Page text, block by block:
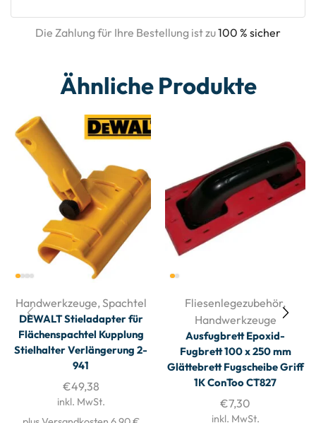
Die Zahlung für Ihre Bestellung ist zu100 % sicher
Ähnliche Produkte
Handwerkzeuge,Spachtel
DEWALT Stieladapter für
Flächenspachtel Kupplung
Stielhalter Verlängerung 2-
941
€49,38
inkl. MwSt.
Fliesenlegezubehör,
Handwerkzeuge
Ausfugbrett Epoxid-
Fugbrett 100 x 250 mm
Glättebrett Fugscheibe Griff
1K ConToo CT827
€7,30
inkl. MwSt.